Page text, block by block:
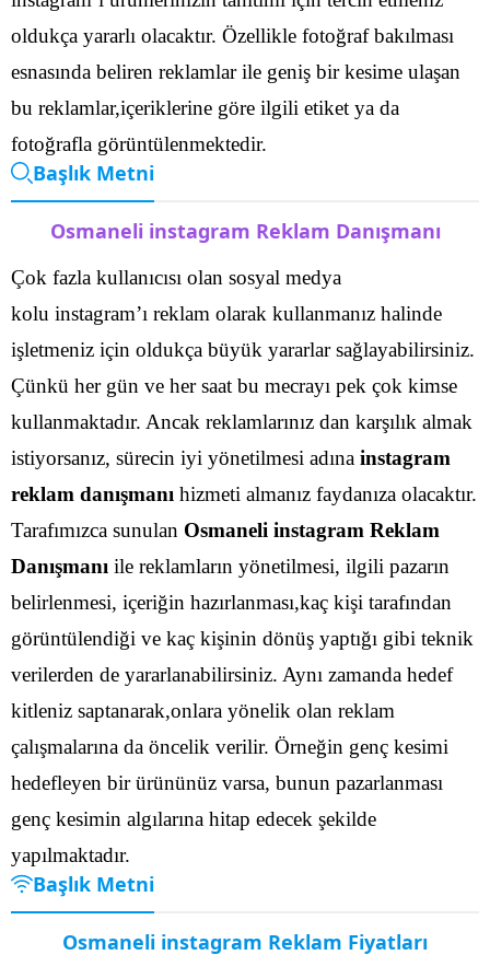
oldukça yararlı olacaktır. Özellikle fotoğraf bakılması
esnasında beliren reklamlar ile geniş bir kesime ulaşan
bu reklamlar,içeriklerine göre ilgili etiket ya da
fotoğrafla görüntülenmektedir.
Başlık Metni
Osmaneli instagram Reklam Danışmanı
Çok fazla kullanıcısı olan sosyal medya
kolu instagram’ı reklam olarak kullanmanız halinde
işletmeniz için oldukça büyük yararlar sağlayabilirsiniz.
Çünkü her gün ve her saat bu mecrayı pek çok kimse
kullanmaktadır. Ancak reklamlarınız dan karşılık almak
istiyorsanız, sürecin iyi yönetilmesi adına instagram
reklam danışmanı hizmeti almanız faydanıza olacaktır.
Tarafımızca sunulan Osmaneli instagram Reklam
Danışmanı ile reklamların yönetilmesi, ilgili pazarın
belirlenmesi, içeriğin hazırlanması,kaç kişi tarafından
görüntülendiği ve kaç kişinin dönüş yaptığı gibi teknik
verilerden de yararlanabilirsiniz. Aynı zamanda hedef
kitleniz saptanarak,onlara yönelik olan reklam
çalışmalarına da öncelik verilir. Örneğin genç kesimi
hedefleyen bir ürününüz varsa, bunun pazarlanması
genç kesimin algılarına hitap edecek şekilde
yapılmaktadır.
Başlık Metni
Osmaneli instagram Reklam Fiyatları